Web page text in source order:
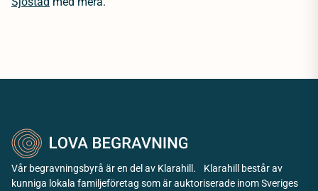
Vår begravningsbyrå är en del av Klarahill. Klarahill består av
kunniga lokala familjeföretag som är auktoriserade inom Sveriges